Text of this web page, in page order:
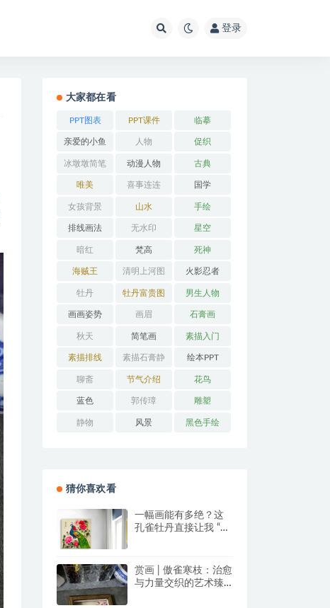
登录
大家都在看
PPT图表 PPT课件 临摹
亲爱的小鱼 人物 促织
冰墩墩简笔
画
动漫人物 古典
唯美 喜事连连 国学
女孩背景 山水 手绘
排线画法 无水印 星空
暗红 梵高 死神
海贼王 清明上河图 火影忍者
牡丹 牡丹富贵图 男生人物
画画姿势 画眉 石膏画
秋天 简笔画 素描入门
素描排线 素描石膏静
物
绘本PPT
聊斋 节气介绍 花鸟
蓝色 郭传璋 雕塑
静物 风景 黑色手绘
猜你喜欢看
一幅画能有多绝？这
孔雀牡丹直接让我 “哇
赏画 | 傲雀寒枝：治愈
与力量交织的艺术臻